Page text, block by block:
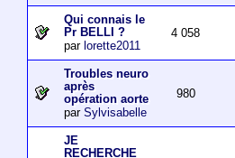
Qui connais le
Pr BELLI ?
par lorette2011
4 058
Troubles neuro
après
opération aorte
par Sylvisabelle
980
JE
RECHERCHE